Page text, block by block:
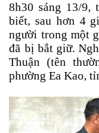
8h30 sáng 13/
biết, sau hơn 4
người trong một
đã bị bắt giữ.
Thuận (tên
phường Ea Kao,